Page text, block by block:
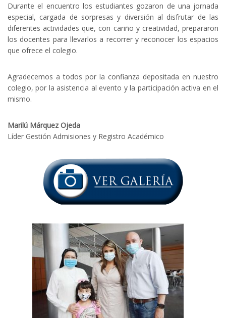
Durante el encuentro los estudiantes gozaron de una jornada
especial, cargada de sorpresas y diversión al disfrutar de las
diferentes actividades que, con cariño y creatividad, prepararon
los docentes para llevarlos a recorrer y reconocer los espacios
que ofrece el colegio.
Agradecemos a todos por la confianza depositada en nuestro
colegio, por la asistencia al evento y la participación activa en el
mismo.
Marilú Márquez Ojeda
Líder Gestión Admisiones y Registro Académico